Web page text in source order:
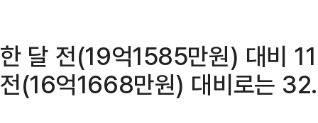
한 달 전(19억1585만원) 대비
전(16억1668만원) 대비로는